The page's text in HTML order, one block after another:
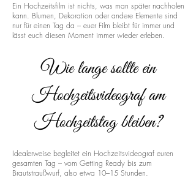
Ein Hochzeitsfilm ist nichts, was man später nachholen
kann. Blumen, Dekoration oder andere Elemente sind
nur für einen Tag da – euer Film bleibt für immer und
lässt euch diesen Moment immer wieder erleben.
Wie lange sollte ein
Hochzeitsvideograf am
Hochzeitstag bleiben?
Idealerweise begleitet ein Hochzeitsvideograf euren
gesamten Tag – vom Getting Ready bis zum
Brautstraußwurf, also etwa 10–15 Stunden.